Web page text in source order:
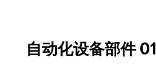
自动化设备部件 01